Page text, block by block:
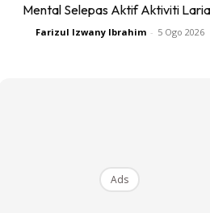
Mental Selepas Aktif Aktiviti
Farizul Izwany Ibrahim - 5 Ogo 2026
Ads